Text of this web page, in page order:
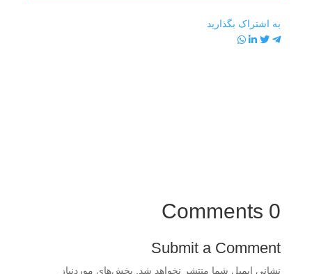
به اشتراک بگذارید
0 Comments
Submit a Comment
نشانی ایمیل شما منتشر نخواهد شد. بخش‌های موردنیاز